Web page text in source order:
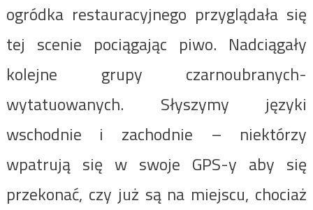
ogródka restauracyjnego przyglądała się
tej scenie pociągając piwo. Nadciągały
kolejne grupy czarnoubranych-
wytatuowanych. Słyszymy języki
wschodnie i zachodnie – niektórzy
wpatrują się w swoje GPS-y aby się
przekonać, czy już są na miejscu, chociaż